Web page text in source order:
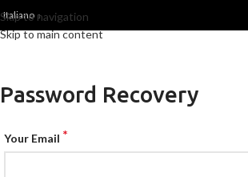
Skip to navigation
Skip to main content
Italiano
Password Recovery
Your Email *